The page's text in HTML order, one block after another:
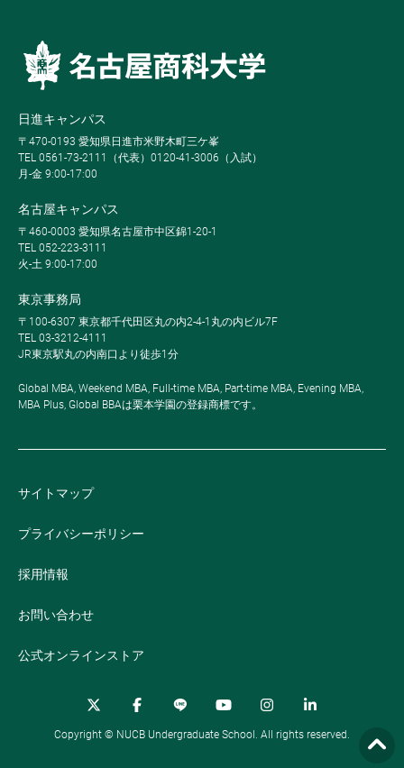
日進キャンパス
〒470-0193 愛知県日進市米野木町三ケ峯
TEL 0561-73-2111（代表）0120-41-3006（入試）
月-金 9:00-17:00
名古屋キャンパス
〒460-0003 愛知県名古屋市中区錦1-20-1
TEL 052-223-3111
火-土 9:00-17:00
東京事務局
〒100-6307 東京都千代田区丸の内2-4-1丸の内ビル7F
TEL 03-3212-4111
JR東京駅丸の内南口より徒歩1分
Global MBA, Weekend MBA, Full-time MBA, Part-time MBA, Evening MBA,
MBA Plus, Global BBAは栗本学園の登録商標です。
サイトマップ
プライバシーポリシー
採用情報
お問い合わせ
公式オンラインストア
Copyright © NUCB Undergraduate School. All rights reserved.